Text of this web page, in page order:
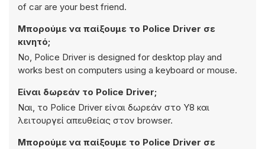
of car are your best friend.
Μπορούμε να παίξουμε το Police Driver σε
κινητό;
No, Police Driver is designed for desktop play and
works best on computers using a keyboard or mouse.
Είναι δωρεάν το Police Driver;
Ναι, το Police Driver είναι δωρεάν στο Y8 και
λειτουργεί απευθείας στον browser.
Μπορούμε να παίξουμε το Police Driver σε